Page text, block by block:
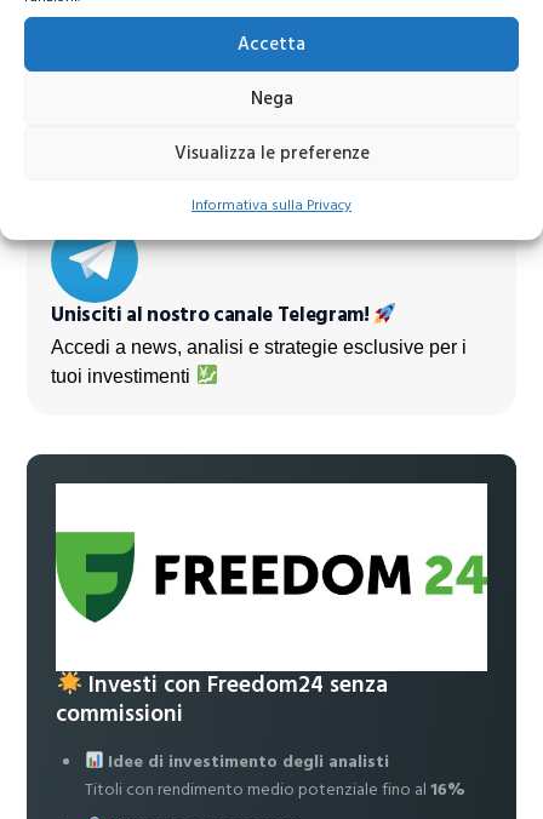
Accetta
Nega
Visualizza le preferenze
Informativa sulla Privacy
Azioni banche europee da mettere nel mirino nei
Unisciti al nostro canale Telegram!
Accedi a news, analisi e strategie esclusive per i
tuoi investimenti
Investi con Freedom24 senza
commissioni
Idee di investimento degli analisti
Titoli con rendimento medio potenziale fino al16%